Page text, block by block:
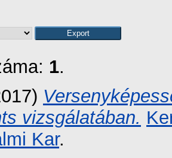
1.
vizsgálatában.
Kar.